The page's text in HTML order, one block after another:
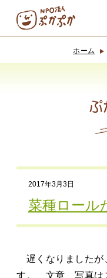
お休み中
でんぱた
ホーム
ぷ
2017年3月3日
菜種ロール
遅くなりましたが
す。 文章、写真は